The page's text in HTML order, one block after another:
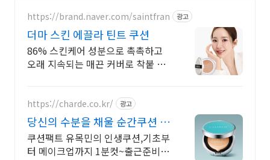
https://brand.naver.com/saintfran 광고
더마 스킨 에끌라 틴트 쿠션
86% 스킨케어 성분으로 촉촉하고
오래 지속되는 매끈 커버로 착붙 쿨
https://charde.co.kr/ 광고
당신의 수분을 채울 순간쿠션 민
감피부 저자극 시험완료
쿠션팩트 유목민의 인생쿠션,기초부
터 메이크업까지 1분컷~출근준비